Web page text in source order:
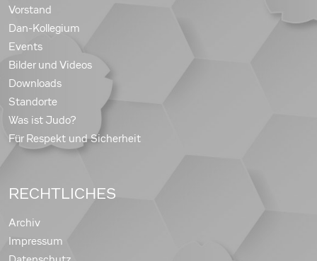
Vorstand
Dan-Kollegium
Events
Bilder und Videos
Downloads
Standorte
Was ist Judo?
Für Respekt und Sicherheit
RECHTLICHES
Archiv
Impressum